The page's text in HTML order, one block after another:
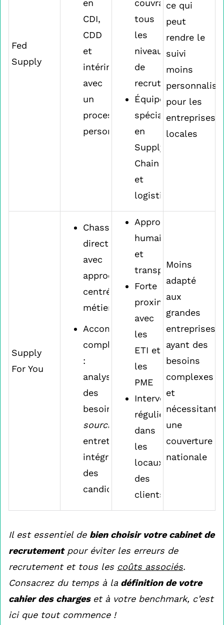
Fed
Supply
en
CDI,
CDD
et
intérim
avec
un
processus
personnalisé
couvrant
tous
les
niveaux
de
recrutement
Équipe
spécialisée
en
Supply
Chain
et
logistique
ce qui
peut
rendre le
suivi
moins
personnalisé
pour les
entreprises
locales
Supply
For You
Chasse
directe
avec
approche
centrée
métier
Accompagnement
complet
:
analyse
des
besoins,
sourcing
entretiens,
intégration
des
candidats
Approche
humaine
et
transparente
Forte
proximité
avec
les
ETI et
les
PME
Interventions
régulières
dans
les
locaux
des
clients
Moins
adapté
aux
grandes
entreprises
ayant des
besoins
complexes
et
nécessitant
une
couverture
nationale
Il est essentiel de bien choisir votre cabinet de
recrutementpour éviter les erreurs de
recrutement et tous les coûts associés.
Consacrez du temps à la définition de votre
cahier des charges et à votre benchmark, c’est
ici que tout commence !